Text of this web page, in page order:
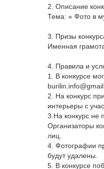
2. Описание
Тема: « Фото в
3. Призы
Именная
4. Правила и
1. В конкурсе
2. На конкурс
интерьеры с
3.На конкурс не
Организаторы
лиц.
4. Фотографии
будут удалены.
5. В конкурсе